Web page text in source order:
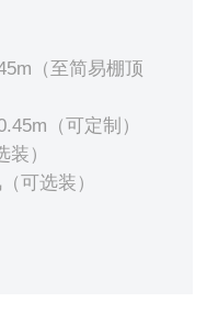
（至简易棚顶
（可定制）
）
可选装）